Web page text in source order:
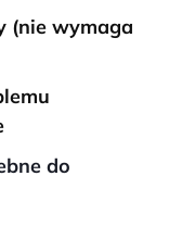
(nie wymaga
do